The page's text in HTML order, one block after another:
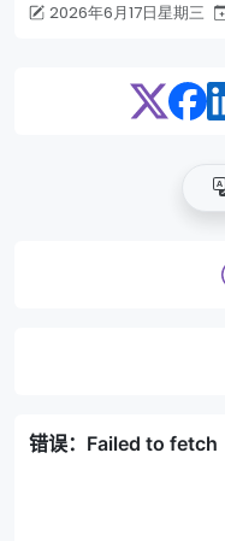
2026年6月17日星期三